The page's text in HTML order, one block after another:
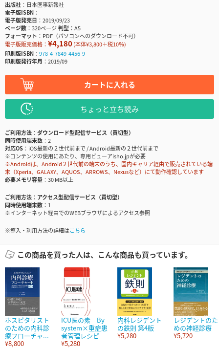
出版社
日本医事新報社
電子版ISBN
電子版発売日
2019/09/23
ページ数
320ページ判型
A5
フォーマット
PDF（パソコンへのダウンロード不可）
電子版販売価格： ¥4,180(本体¥3,800＋税10％)
印刷版ISBN
978-4-7849-4456-9
印刷版発行年月
2019/09
カートに入れる
ちょっと立ち読み
ご利用方法
ダウンロード型配信サービス（買切型）
同時使用端末数
2
対応OS
iOS最新の２世代前まで / Android最新の２世代前まで
※コンテンツの使用にあたり、専用ビューアisho.jpが必要
※Androidは、Android２世代前の端末のうち、国内キャリア経由で販売されている端
末（Xperia、GALAXY、AQUOS、ARROWS、Nexusなど）にて動作確認しています
必要メモリ容量
30 MB以上
ご利用方法
アクセス型配信サービス（買切型）
同時使用端末数
1
※インターネット経由でのWEBブラウザによるアクセス参照
※導入・利用方法の詳細はこちら
この商品を買った人は、こんな商品も買っています。
ホスピタリスト
のための内科診
療フローチャ...
¥8,800
ICU医の素 By
system×重症患
者管理レシピ
¥5,280
内科レジデント
の鉄則 第4版
¥5,280
レジデントのた
めの神経診療
¥5,720